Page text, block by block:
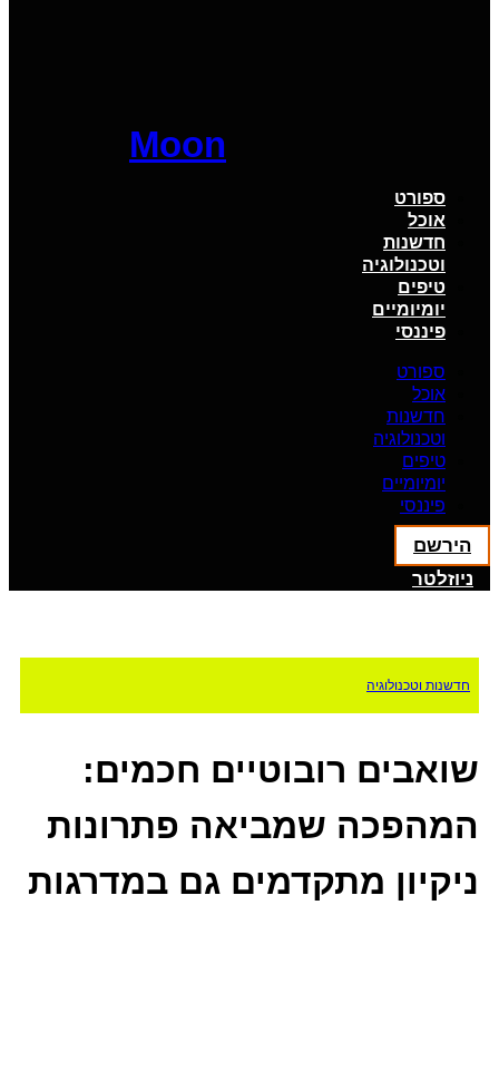
Moon
ספורט
אוכל
חדשנות
וטכנולוגיה
טיפים
יומיומיים
פיננסי
ספורט
אוכל
חדשנות
וטכנולוגיה
טיפים
יומיומיים
פיננסי
הירשם
ניוזלטר
חדשנות וטכנולוגיה
שואבים רובוטיים חכמים:
המהפכה שמביאה פתרונות
ניקיון מתקדמים גם במדרגות